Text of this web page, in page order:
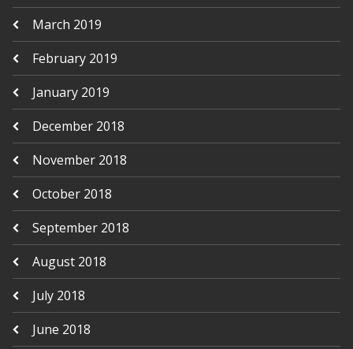
March 2019
February 2019
January 2019
December 2018
November 2018
October 2018
September 2018
August 2018
July 2018
June 2018